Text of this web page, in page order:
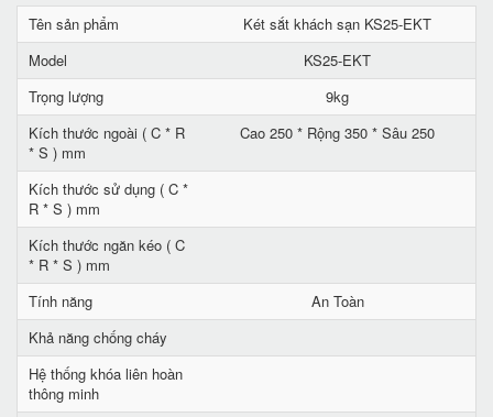
Tên sản phẩm
Két sắt khách sạn KS25-EKT
Model
KS25-EKT
Trọng lượng
9kg
Kích thước ngoài ( C * R
* S ) mm
Cao 250 * Rộng 350 * Sâu 250
Kích thước sử dụng ( C *
R * S ) mm
Kích thước ngăn kéo ( C
* R * S ) mm
Tính năng
An Toàn
Khả năng chống cháy
Hệ thống khóa liên hoàn
thông minh